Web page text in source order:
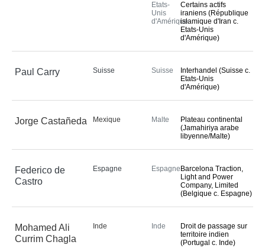
Etats-
Unis
d'Amérique
Certains actifs
iraniens (République
islamique d'Iran c.
Etats-Unis
d'Amérique)
Paul Carry Suisse Suisse
Interhandel (Suisse c.
Etats-Unis
d'Amérique)
Jorge Castañeda Mexique Malte
Plateau continental
(Jamahiriya arabe
libyenne/Malte)
Federico de
Castro
Espagne Espagne Barcelona Traction,
Light and Power
Company, Limited
(Belgique c. Espagne)
Mohamed Ali
Currim Chagla
Inde Inde
Droit de passage sur
territoire indien
(Portugal c. Inde)